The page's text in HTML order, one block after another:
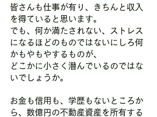
皆さんも仕事が有り、きちんと収入
を得ていると思います。
でも、何か満たされない、ストレス
になるほどのものではないにしろ何
かもやもやするものが、
どこかに小さく潜んでいるのではな
いでしょうか。
お金も信用も、学歴もないところか
ら、数億円の不動産資産を所有する